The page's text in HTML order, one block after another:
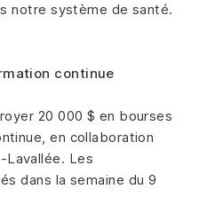
notre système de santé.
continue
20 000 $ en bourses
en collaboration
Lavallée. Les
dans la semaine du 9